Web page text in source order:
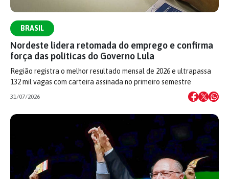
BRASIL
Nordeste lidera retomada do emprego e confirma
força das políticas do Governo Lula
Região registra o melhor resultado mensal de 2026 e ultrapassa
132 mil vagas com carteira assinada no primeiro semestre
31/07/2026